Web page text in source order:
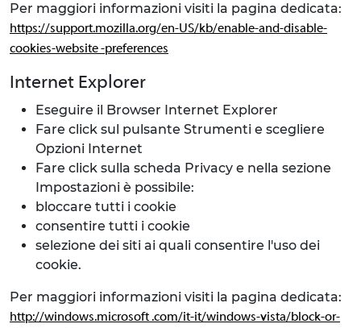
Per maggiori informazioni visiti la pagina dedicata:
https://support.mozilla.org/en-US/kb/enable-and-disable-
cookies-website -preferences
Internet Explorer
Eseguire il Browser Internet Explorer
Fare click sul pulsante Strumenti e scegliere
Opzioni Internet
Fare click sulla scheda Privacy e nella sezione
Impostazioni è possibile:
bloccare tutti i cookie
consentire tutti i cookie
selezione dei siti ai quali consentire l'uso dei
cookie.
Per maggiori informazioni visiti la pagina dedicata:
http://windows.microsoft .com/it-it/windows-vista/block-or-